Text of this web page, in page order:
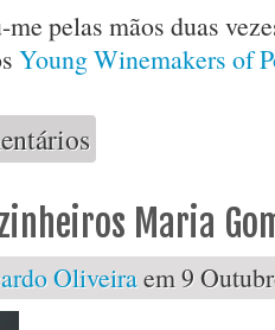
pelas mãos duas
Young Winemakers of
Tejo Branco 2009
Maria
Oliveiraem 9